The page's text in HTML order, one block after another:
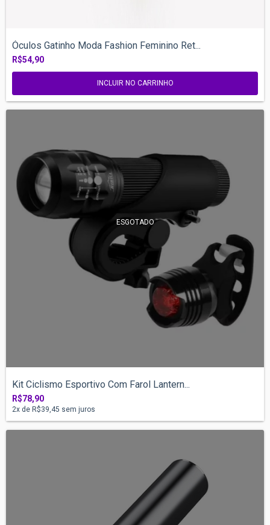
Óculos Gatinho Moda Fashion Feminino Ret...
R$54,90
INCLUIR NO CARRINHO
ESGOTADO
Kit Ciclismo Esportivo Com Farol Lantern...
R$78,90
2x de R$39,45 sem juros